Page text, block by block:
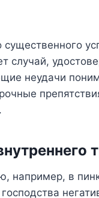
случай,
неудачи
например, в